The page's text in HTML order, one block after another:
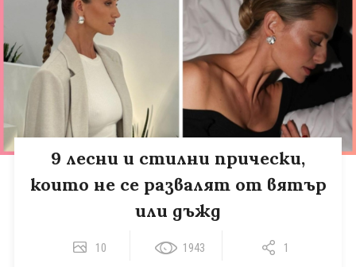
9 лесни и стилни прически,
които не се развалят от вятър
или дъжд
10 1943 1